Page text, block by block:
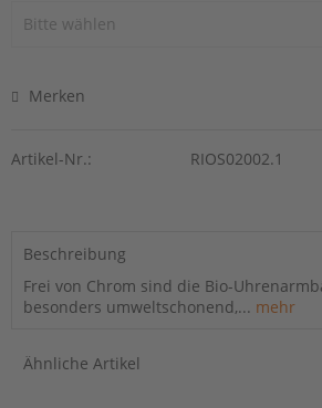
Merken
Artikel-Nr.: RIOS02002.1
Beschreibung
Frei von Chrom sind die Bio-
besonders umweltschonend,... mehr
Ähnliche Artikel